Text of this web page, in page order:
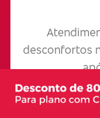
desconfortos